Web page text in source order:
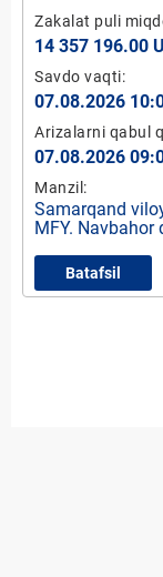
Zakalat puli
14
Savdo vaqti:
07.08.2026
Arizalarni qabul
07.08.2026
Manzil:
Samarqand
MFY.
Batafsil